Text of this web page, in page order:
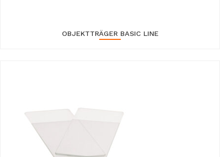
OBJEKTTRÄGER BASIC LINE